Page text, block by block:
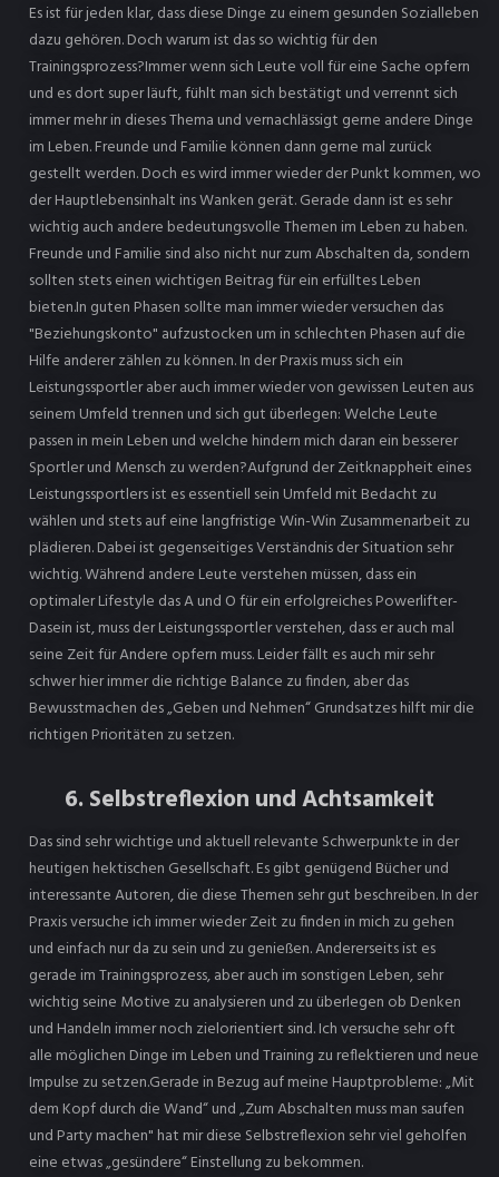
Es ist für jeden klar, dass diese Dinge zu einem gesunden Sozialleben
dazu gehören. Doch warum ist das so wichtig für den
Trainingsprozess?Immer wenn sich Leute voll für eine Sache opfern
und es dort super läuft, fühlt man sich bestätigt und verrennt sich
immer mehr in dieses Thema und vernachlässigt gerne andere Dinge
im Leben. Freunde und Familie können dann gerne mal zurück
gestellt werden. Doch es wird immer wieder der Punkt kommen, wo
der Hauptlebensinhalt ins Wanken gerät. Gerade dann ist es sehr
wichtig auch andere bedeutungsvolle Themen im Leben zu haben.
Freunde und Familie sind also nicht nur zum Abschalten da, sondern
sollten stets einen wichtigen Beitrag für ein erfülltes Leben
bieten.In guten Phasen sollte man immer wieder versuchen das
"Beziehungskonto" aufzustocken um in schlechten Phasen auf die
Hilfe anderer zählen zu können. In der Praxis muss sich ein
Leistungssportler aber auch immer wieder von gewissen Leuten aus
seinem Umfeld trennen und sich gut überlegen: Welche Leute
passen in mein Leben und welche hindern mich daran ein besserer
Sportler und Mensch zu werden?Aufgrund der Zeitknappheit eines
Leistungssportlers ist es essentiell sein Umfeld mit Bedacht zu
wählen und stets auf eine langfristige Win-Win Zusammenarbeit zu
plädieren. Dabei ist gegenseitiges Verständnis der Situation sehr
wichtig. Während andere Leute verstehen müssen, dass ein
optimaler Lifestyle das A und O für ein erfolgreiches Powerlifter-
Dasein ist, muss der Leistungssportler verstehen, dass er auch mal
seine Zeit für Andere opfern muss. Leider fällt es auch mir sehr
schwer hier immer die richtige Balance zu finden, aber das
Bewusstmachen des „Geben und Nehmen“ Grundsatzes hilft mir die
richtigen Prioritäten zu setzen.
6. Selbstreflexion und Achtsamkeit
Das sind sehr wichtige und aktuell relevante Schwerpunkte in der
heutigen hektischen Gesellschaft. Es gibt genügend Bücher und
interessante Autoren, die diese Themen sehr gut beschreiben. In der
Praxis versuche ich immer wieder Zeit zu finden in mich zu gehen
und einfach nur da zu sein und zu genießen. Andererseits ist es
gerade im Trainingsprozess, aber auch im sonstigen Leben, sehr
wichtig seine Motive zu analysieren und zu überlegen ob Denken
und Handeln immer noch zielorientiert sind. Ich versuche sehr oft
alle möglichen Dinge im Leben und Training zu reflektieren und neue
Impulse zu setzen.Gerade in Bezug auf meine Hauptprobleme: „Mit
dem Kopf durch die Wand“ und „Zum Abschalten muss man saufen
und Party machen" hat mir diese Selbstreflexion sehr viel geholfen
eine etwas „gesündere“ Einstellung zu bekommen.